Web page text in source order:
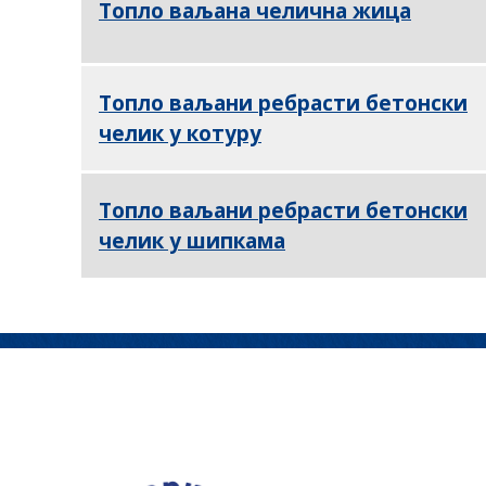
Топло ваљана челична жица
Топло ваљани ребрасти бетонски
челик у котуру
Топло ваљани ребрасти бетонски
челик у шипкама